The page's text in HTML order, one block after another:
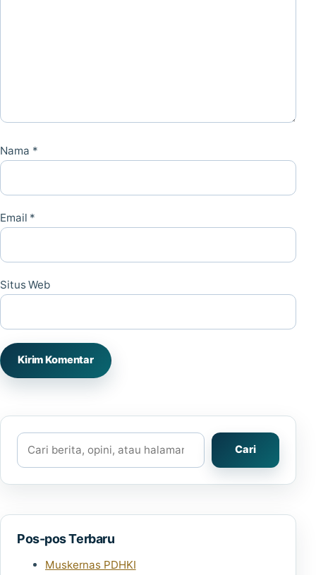
Nama *
Email *
Situs Web
Cari
Cari
Pos-pos Terbaru
Muskernas PDHKI